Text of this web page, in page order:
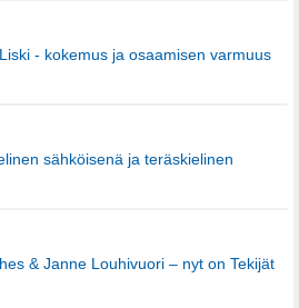
- kokemus ja osaamisen varmuus
sähköisenä ja teräskielinen
& Janne Louhivuori – nyt on Tekijät